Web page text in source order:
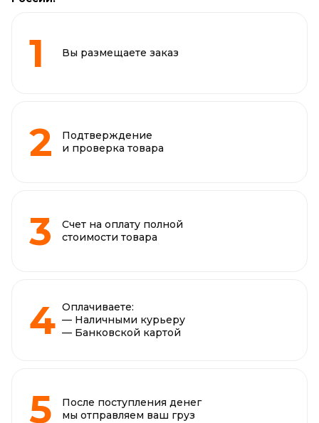
Вы размещаете заказ
Подтверждение
и проверка товара
Счет на оплату полной
стоимости товара
Оплачиваете:
— Наличными курьеру
— Банковской картой
После поступления денег
мы отправляем ваш груз